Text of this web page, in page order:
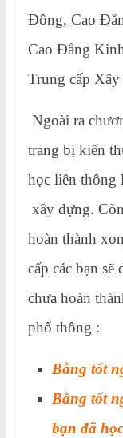
Đông, Cao
Cao Đẳng
Trung cấp
Ngoài ra
trang bị kiến
học liên thông
xây dựng.
hoàn thành
cấp các bạn sẽ
chưa hoàn
phổ thông :
Bằng tốt
Bằng tốt
bạn đã học